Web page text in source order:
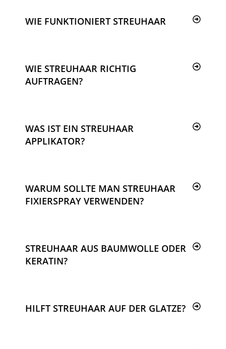
WIE FUNKTIONIERT STREUHAAR
WIE STREUHAAR RICHTIG
AUFTRAGEN?
WAS IST EIN STREUHAAR
APPLIKATOR?
WARUM SOLLTE MAN STREUHAAR
FIXIERSPRAY VERWENDEN?
STREUHAAR AUS BAUMWOLLE ODER
KERATIN?
HILFT STREUHAAR AUF DER GLATZE?